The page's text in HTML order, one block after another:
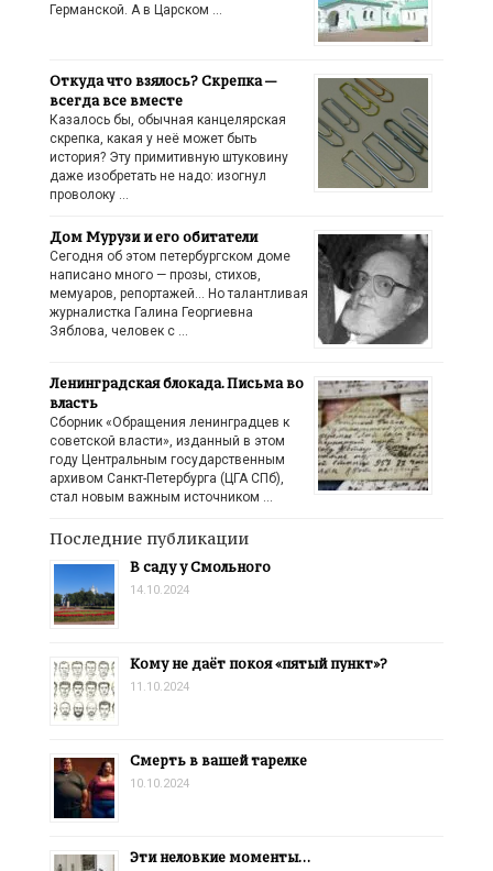
Германской. А в Царском …
Откуда что взялось? Скрепка —
всегда все вместе
Казалось бы, обычная канцелярская
скрепка, какая у неё может быть
история? Эту примитивную штуковину
даже изобретать не надо: изогнул
проволоку …
Дом Мурузи и его обитатели
Сегодня об этом петербургском доме
написано много — прозы, стихов,
мемуаров, репортажей… Но талантливая
журналистка Галина Георгиевна
Зяблова, человек с …
Ленинградская блокада. Письма во
власть
Сборник «Обращения ленинградцев к
советской власти», изданный в этом
году Центральным государственным
архивом Санкт-Петербурга (ЦГА СПб),
стал новым важным источником …
Последние публикации
В саду у Смольного
14.10.2024
Кому не даёт покоя «пятый пункт»?
11.10.2024
Смерть в вашей тарелке
10.10.2024
Эти неловкие моменты…